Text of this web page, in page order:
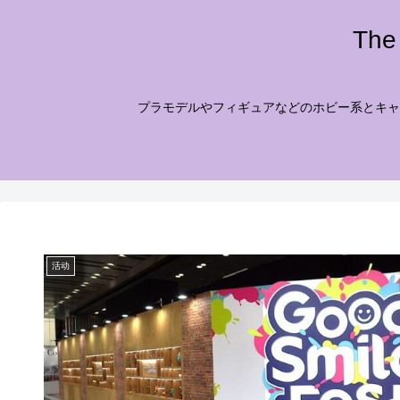
プラモデルやフィギュアなどのホビー系とキ
活动